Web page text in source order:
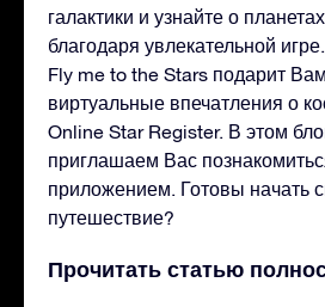
галактики и узнайте о
благодаря увлекательной
Fly me to the Stars подарит
виртуальные впечатления о
Online Star Register. В этом
приглашаем Вас
приложением. Готовы начать
путешествие?
Прочитать статью